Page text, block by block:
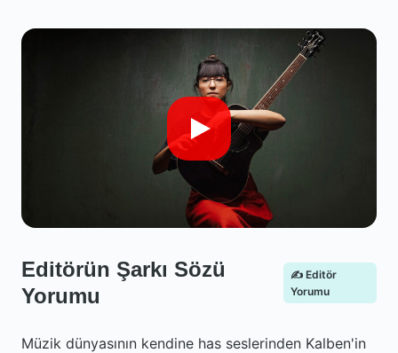
Editörün Şarkı Sözü
Yorumu
✍️ Editör
Yorumu
Müzik dünyasının kendine has seslerinden Kalben'in